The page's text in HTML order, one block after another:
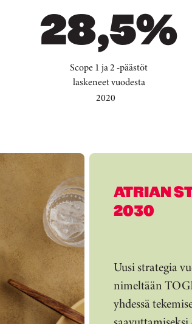
28,5%
Scope 1 ja 2 -päästöt
laskeneet vuodesta
2020
ATRIAN
2030
Uusi strategia
nimeltään
yhdessä